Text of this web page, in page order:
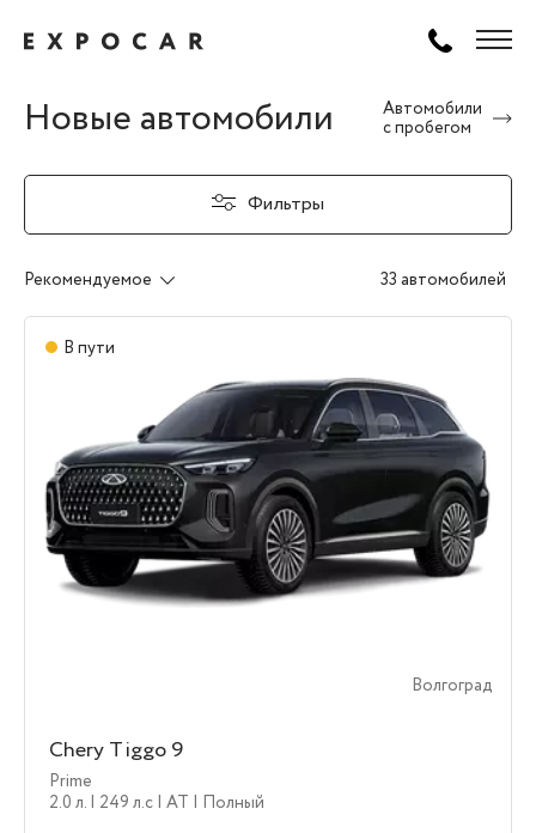
Новые автомобили
Автомобили
с пробегом
Фильтры
Рекомендуемое 33 автомобилей
В пути
Волгоград
Chery Tiggo 9
Prime
2.0 л. | 249 л.c | AT | Полный